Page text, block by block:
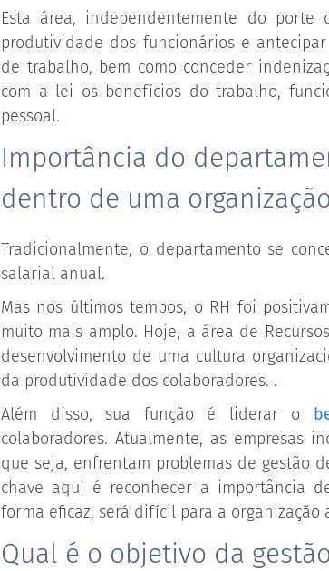
Esta área, independentemente do
produtividade dos funcionários e
de trabalho, bem como conceder
com a lei os benefícios do trabalho,
pessoal.
Importância do
dentro de uma
Tradicionalmente, o departamento se
salarial anual.
Mas nos últimos tempos, o RH foi
muito mais amplo. Hoje, a área de
desenvolvimento de uma cultura
da produtividade dos colaboradores. .
Além disso, sua função é liderar o
colaboradores. Atualmente, as empresas
que seja, enfrentam problemas de gestão
chave aqui é reconhecer a importância
forma eficaz, será difícil para a organização
Qual é o objetivo da